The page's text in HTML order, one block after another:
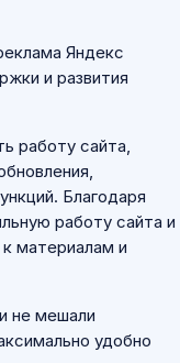
Яндекс
и развития
работу сайта,
Благодаря
работу сайта и
материалам и
не мешали
удобно